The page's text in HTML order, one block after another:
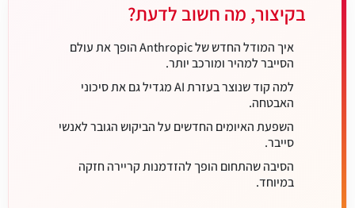
בקיצור, מה חשוב לדעת?
איך המודל החדש של Anthropic הופך את עולם
הסייבר למהיר ומורכב יותר.
למה קוד שנוצר בעזרת AI מגדיל גם את סיכוני
האבטחה.
השפעת האיומים החדשים על הביקוש הגובר לאנשי
סייבר.
הסיבה שהתחום הופך להזדמנות קריירה חזקה
במיוחד.